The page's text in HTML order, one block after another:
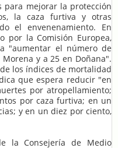
para mejorar la protección
la caza furtiva y otras
el envenenamiento. En
por la Comisión Europea,
"aumentar el número de
y a 25 en Doñana".
los índices de mortalidad
que espera reducir "en
por atropellamiento;
por caza furtiva; en un
y en un diez por ciento,
la Consejería de Medio